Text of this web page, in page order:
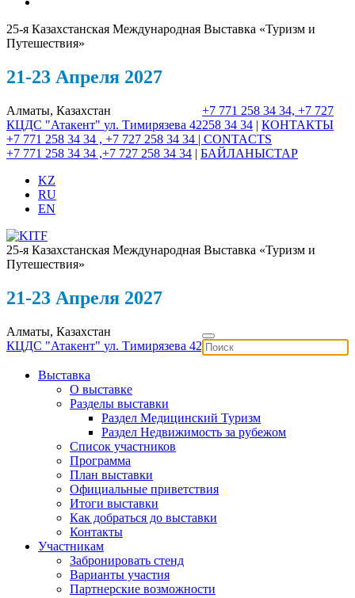
25-я Казахстанская Международная Выставка «Туризм и
Путешествия»
21-23 Апреля 2027
Алматы, Казахстан
КЦДС "Атакент" ул. Тимирязева 42
+7 771 258 34 34, +7 727
258 34 34 | КОНТАКТЫ
+7 771 258 34 34 , +7 727 258 34 34 | CONTACTS
+7 771 258 34 34 ,+7 727 258 34 34 | БАЙЛАНЫСТАР
KZ
RU
EN
25-я Казахстанская Международная Выставка «Туризм и
Путешествия»
21-23 Апреля 2027
Алматы, Казахстан
КЦДС "Атакент" ул. Тимирязева 42
Выставка
О выставке
Разделы выставки
Раздел Медицинский Туризм
Раздел Недвижимость за рубежом
Список участников
Программа
План выставки
Официальные приветствия
Итоги выставки
Как добраться до выставки
Контакты
Участникам
Забронировать стенд
Варианты участия
Партнерские возможности